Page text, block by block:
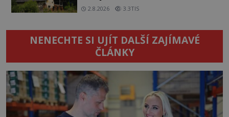
2.8.2026 3.3TIS
NENECHTE SI UJÍT DALŠÍ ZAJÍMAVÉ
ČLÁNKY